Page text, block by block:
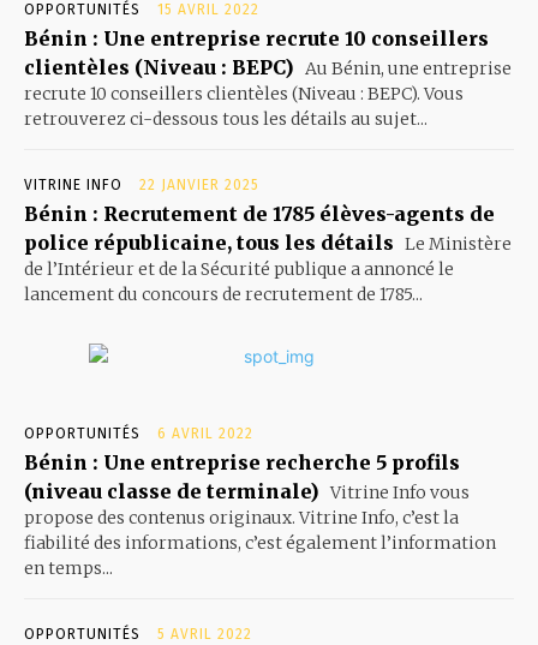
OPPORTUNITÉS 15 AVRIL 2022
Bénin : Une entreprise recrute 10 conseillers
clientèles (Niveau : BEPC) Au Bénin, une entreprise
recrute 10 conseillers clientèles (Niveau : BEPC). Vous
retrouverez ci-dessous tous les détails au sujet...
VITRINE INFO 22 JANVIER 2025
Bénin : Recrutement de 1785 élèves-agents de
police républicaine, tous les détails Le Ministère
de l’Intérieur et de la Sécurité publique a annoncé le
lancement du concours de recrutement de 1785...
OPPORTUNITÉS 6 AVRIL 2022
Bénin : Une entreprise recherche 5 profils
(niveau classe de terminale) Vitrine Info vous
propose des contenus originaux. Vitrine Info, c’est la
fiabilité des informations, c’est également l’information
en temps...
OPPORTUNITÉS 5 AVRIL 2022